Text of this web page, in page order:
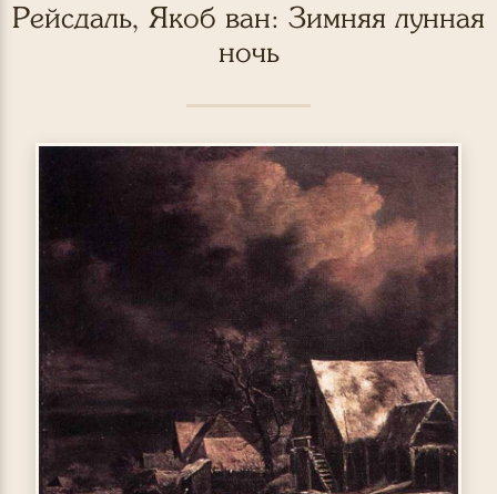
Рейсдаль, Якоб ван: Зимняя лунная
ночь